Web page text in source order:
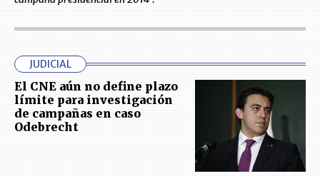
JUDICIAL
El CNE aún no define plazo
límite para investigación
de campañas en caso
Odebrecht